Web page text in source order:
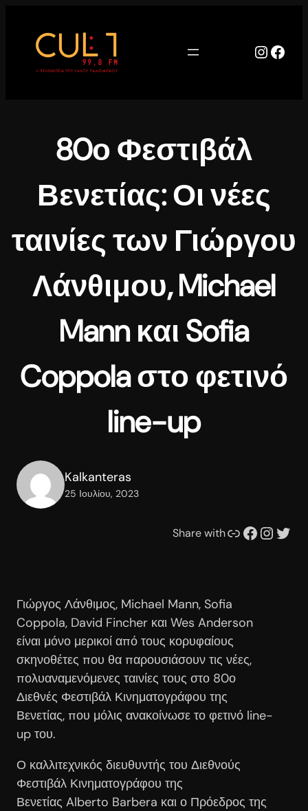
περιεχόμενο
80ο Φεστιβάλ
Βενετίας: Οι νέες
ταινίες των Γιώργου
Λάνθιμου, Michael
Mann και Sofia
Coppola στο φετινό
line-up
Kalkanteras
25 Ιουλίου, 2023
Share withΣυνδέσμου Facebook Instagram Twitter
Γιώργος Λάνθιμος, Michael Mann, Sofia
Coppola, David Fincher και Wes Anderson
είναι μόνο μερικοί από τους κορυφαίους
σκηνοθέτες που θα παρουσιάσουν τις νέες,
πολυαναμενόμενες ταινίες τους στο 80ο
Διεθνές Φεστιβάλ Κινηματογράφου της
Βενετίας, που μόλις ανακοίνωσε το φετινό line-
up του.
Ο καλλιτεχνικός διευθυντής του Διεθνούς
Φεστιβάλ Κινηματογράφου της
Βενετίας Alberto Barbera και ο Πρόεδρος της